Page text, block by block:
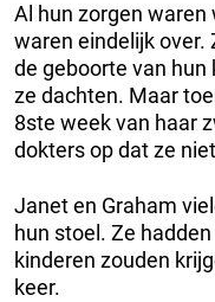
Al hun zorgen waren
waren eindelijk
de geboorte van
ze dachten. Maar
8ste week van haar
dokters op dat ze
Janet en Graham
hun stoel. Ze
kinderen zouden
keer.